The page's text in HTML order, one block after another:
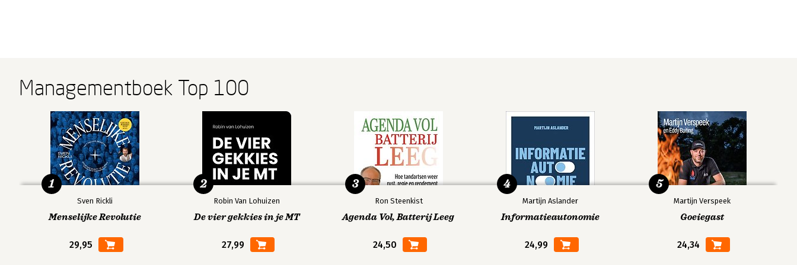
Managementboek Top 100
Sven Rickli
Menselijke Revolutie
29,95
1
Robin Van Lohuizen
De vier gekkies in je MT
27,99
2
Ron Steenkist
Agenda Vol, Batterij Leeg
24,50
3
Martijn Aslander
Informatieautonomie
24,99
4
Martijn Verspeek
Goeiegast
24,34
5